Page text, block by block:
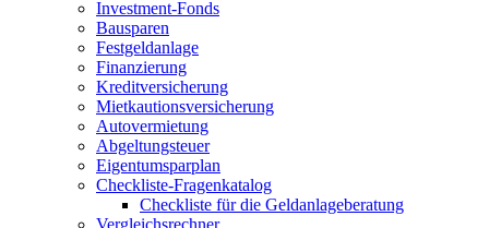
Investment-Fonds
Bausparen
Festgeldanlage
Finanzierung
Kreditversicherung
Mietkautionsversicherung
Autovermietung
Abgeltungsteuer
Eigentumsparplan
Checkliste-Fragenkatalog
Checkliste für die Geldanlageberatung
Vergleichsrechner